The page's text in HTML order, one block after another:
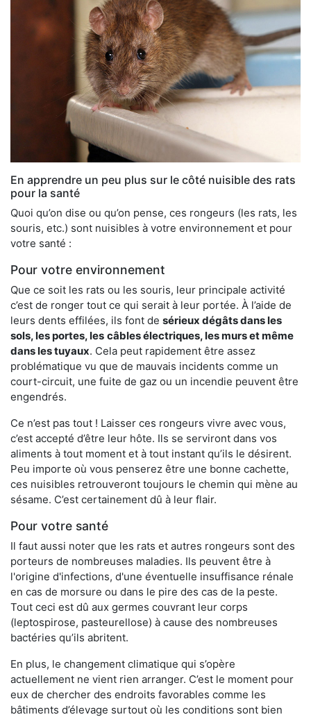
En apprendre un peu plus sur le côté nuisible des rats
pour la santé
Quoi qu’on dise ou qu’on pense, ces rongeurs (les rats, les
souris, etc.) sont nuisibles à votre environnement et pour
votre santé :
Pour votre environnement
Que ce soit les rats ou les souris, leur principale activité
c’est de ronger tout ce qui serait à leur portée. À l’aide de
leurs dents effilées, ils font de sérieux dégâts dans les
sols, les portes, les câbles électriques, les murs et même
dans les tuyaux. Cela peut rapidement être assez
problématique vu que de mauvais incidents comme un
court-circuit, une fuite de gaz ou un incendie peuvent être
engendrés.
Ce n’est pas tout ! Laisser ces rongeurs vivre avec vous,
c’est accepté d’être leur hôte. Ils se serviront dans vos
aliments à tout moment et à tout instant qu’ils le désirent.
Peu importe où vous penserez être une bonne cachette,
ces nuisibles retrouveront toujours le chemin qui mène au
sésame. C’est certainement dû à leur flair.
Pour votre santé
Il faut aussi noter que les rats et autres rongeurs sont des
porteurs de nombreuses maladies. Ils peuvent être à
l'origine d'infections, d'une éventuelle insuffisance rénale
en cas de morsure ou dans le pire des cas de la peste.
Tout ceci est dû aux germes couvrant leur corps
(leptospirose, pasteurellose) à cause des nombreuses
bactéries qu’ils abritent.
En plus, le changement climatique qui s’opère
actuellement ne vient rien arranger. C’est le moment pour
eux de chercher des endroits favorables comme les
bâtiments d’élevage surtout où les conditions sont bien